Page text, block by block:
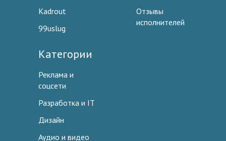
Kadrout
99uslug
Отзывы
исполнителей
Категории
Реклама и
соцсети
Разработка и IT
Дизайн
Аудио и видео